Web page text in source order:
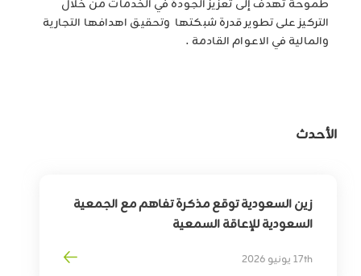
طموحة تهدف إلى تعزيز الجودة في الخدمات من خلال
التركيز على تطوير قدرة شبكتها وتحقيق اهدافها التجارية
والمالية في الاعوام القادمة .
الأحدث
زين السعودية توقع مذكرة تفاهم مع الجمعية
السعودية للإعاقة السمعية
ذوي الإعاقة السمعية
17th يونيو 2026